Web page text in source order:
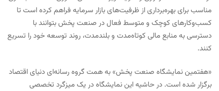
مناسب برای بهره‌برداری از ظرفیت‌های بازار سرمایه فراهم کرده است تا
کسب‌وکارهای کوچک و متوسط فعال در صنعت پخش بتوانند با
دسترسی به منابع مالی کوتاه‌مدت و بلندمدت، روند توسعه خود را تسریع
کنند.
«هفتمین نمایشگاه صنعت پخش» به همت گروه رسانه‌ای دنیای اقتصاد
برگزار شده است. در حاشیه این نمایشگاه در یک میزگرد تخصصی